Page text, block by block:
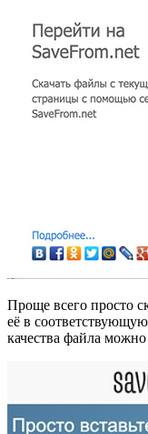
Проще всего просто
её в
качества файла можно